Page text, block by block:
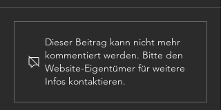
PROJEKTLEITER (m,w,d)
Dieser Beitrag kann nicht mehr
kommentiert werden. Bitte den
Website-Eigentümer für weitere
Infos kontaktieren.